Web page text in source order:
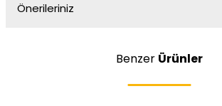
Önerileriniz
Benzer Ürünler